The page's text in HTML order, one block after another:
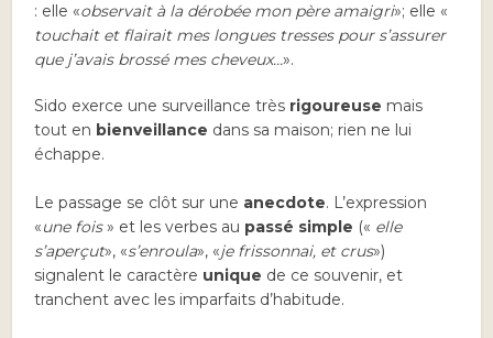
: elle «observait à la dérobée mon père amaigri»; elle «
touchait et flairait mes longues tresses pour s’assurer
que j’avais brossé mes cheveux…».
Sido exerce une surveillance très rigoureuse mais
tout en bienveillance dans sa maison; rien ne lui
échappe.
Le passage se clôt sur une anecdote. L’expression
«une fois» et les verbes au passé simple (« elle
s’aperçut», «s’enroula», «je frissonnai, et crus»)
signalent le caractère unique de ce souvenir, et
tranchent avec les imparfaits d’habitude.